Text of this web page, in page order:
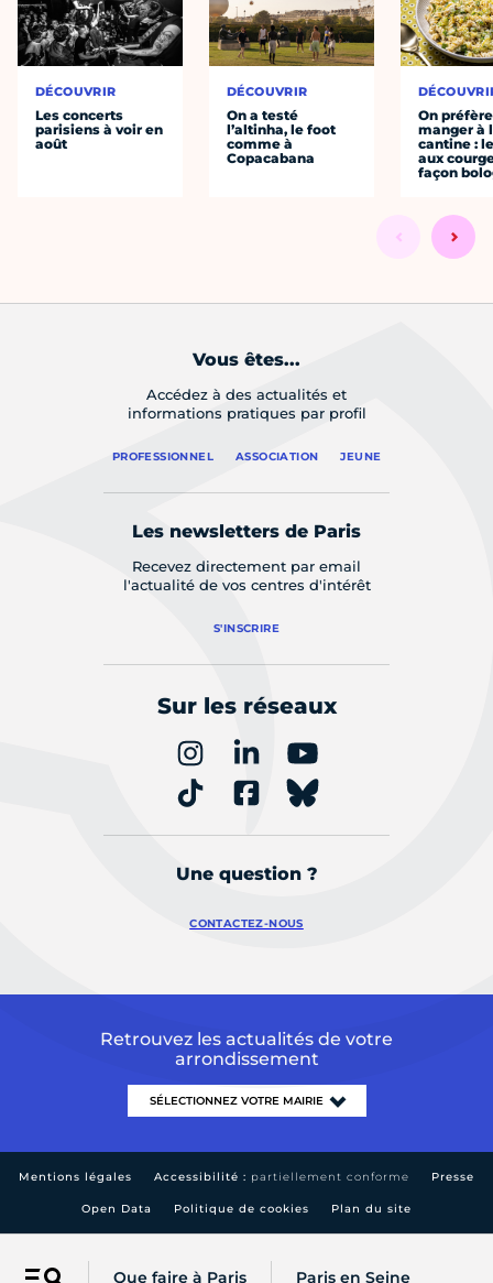
Que faire à Paris Paris en Seine
DÉCOUVRIR
Les concerts
parisiens à voir en
août
DÉCOUVRIR
On a testé
l’altinha, le foot
comme à
Copacabana
On préfère
manger à
cantine :
aux
façon
Vous êtes...
Accédez à des actualités et
informations pratiques par profil
PROFESSIONNEL ASSOCIATION JEUNE
Les newsletters de Paris
Recevez directement par email
l'actualité de vos centres d'intérêt
S'INSCRIRE
Sur les réseaux
Une question ?
CONTACTEZ-NOUS
Retrouvez les actualités de votre
arrondissement
Mentions légales Accessibilité : partiellement conforme Presse
Open Data Politique de cookies Plan du site